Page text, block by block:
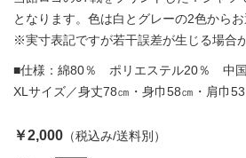
となります。色は白とグレーの2色からお
※実寸表記ですが若干誤差が生じる場合
■仕様：綿80％ ポリエステル20％ 中
XLサイズ／身丈78㎝・身巾58㎝・肩巾
￥2,000 （税込み/送料別）